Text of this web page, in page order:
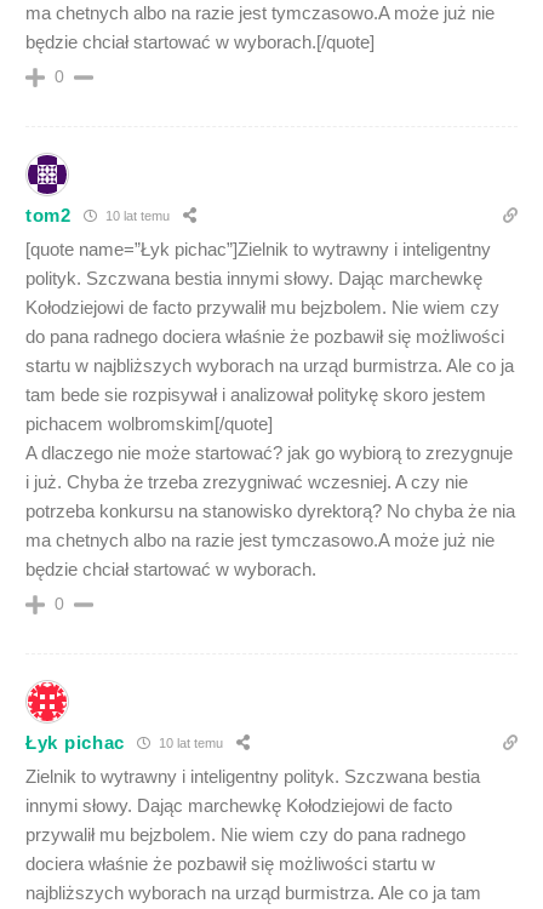
ma chetnych albo na razie jest tymczasowo.A może już nie
będzie chciał startować w wyborach.[/quote]
0
tom2 10 lat temu
[quote name=”Łyk pichac”]Zielnik to wytrawny i inteligentny
polityk. Szczwana bestia innymi słowy. Dając marchewkę
Kołodziejowi de facto przywalił mu bejzbolem. Nie wiem czy
do pana radnego dociera właśnie że pozbawił się możliwości
startu w najbliższych wyborach na urząd burmistrza. Ale co ja
tam bede sie rozpisywał i analizował politykę skoro jestem
pichacem wolbromskim[/quote]
A dlaczego nie może startować? jak go wybiorą to zrezygnuje
i już. Chyba że trzeba zrezygniwać wczesniej. A czy nie
potrzeba konkursu na stanowisko dyrektorą? No chyba że nia
ma chetnych albo na razie jest tymczasowo.A może już nie
będzie chciał startować w wyborach.
0
Łyk pichac 10 lat temu
Zielnik to wytrawny i inteligentny polityk. Szczwana bestia
innymi słowy. Dając marchewkę Kołodziejowi de facto
przywalił mu bejzbolem. Nie wiem czy do pana radnego
dociera właśnie że pozbawił się możliwości startu w
najbliższych wyborach na urząd burmistrza. Ale co ja tam